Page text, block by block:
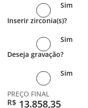
Sim
Inserir zirconia(s)?
Sim
Deseja gravação?
Sim
PREÇO FINAL
R$ 13.858,35